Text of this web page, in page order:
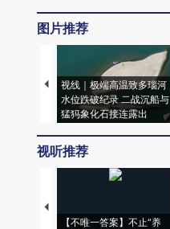
图片推荐
视线｜极端高温致多瑙河
水位跌破纪录 二战沉船与
猛犸象化石接连露出
视听推荐
【不唯一答案】不止“养